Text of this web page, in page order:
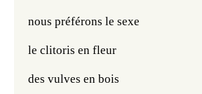
nous préférons le sexe
le clitoris en fleur
des vulves en bois